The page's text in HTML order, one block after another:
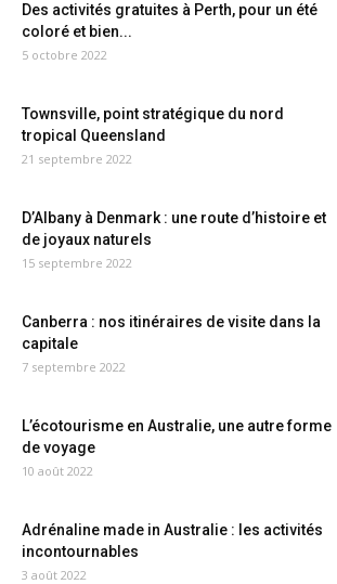
Des activités gratuites à Perth, pour un été
coloré et bien...
5 octobre 2022
Townsville, point stratégique du nord
tropical Queensland
21 septembre 2022
D’Albany à Denmark : une route d’histoire et
de joyaux naturels
15 septembre 2022
Canberra : nos itinéraires de visite dans la
capitale
7 septembre 2022
L’écotourisme en Australie, une autre forme
de voyage
10 août 2022
Adrénaline made in Australie : les activités
incontournables
3 août 2022